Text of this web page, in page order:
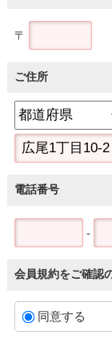
〒
ご住所
電話番号
-
会員規約をご確認
同意する